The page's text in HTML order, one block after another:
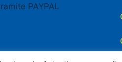
PAYPAL